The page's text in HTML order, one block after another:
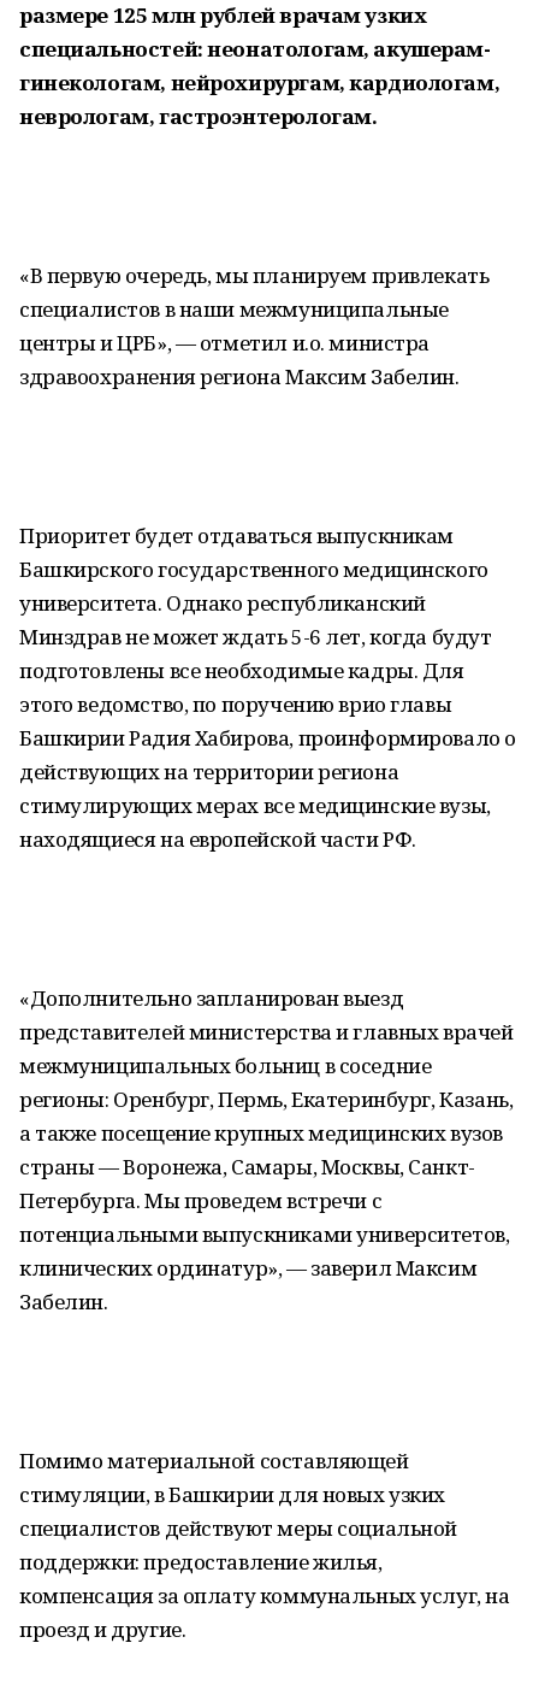
размере 125 млн рублей врачам узких
специальностей: неонатологам, акушерам-
гинекологам, нейрохирургам, кардиологам,
неврологам, гастроэнтерологам.
«В первую очередь, мы планируем привлекать
специалистов в наши межмуниципальные
центры и ЦРБ», — отметил и.о. министра
здравоохранения региона Максим Забелин.
Приоритет будет отдаваться выпускникам
Башкирского государственного медицинского
университета. Однако республиканский
Минздрав не может ждать 5-6 лет, когда будут
подготовлены все необходимые кадры. Для
этого ведомство, по поручению врио главы
Башкирии Радия Хабирова, проинформировало о
действующих на территории региона
стимулирующих мерах все медицинские вузы,
находящиеся на европейской части РФ.
«Дополнительно запланирован выезд
представителей министерства и главных врачей
межмуниципальных больниц в соседние
регионы: Оренбург, Пермь, Екатеринбург, Казань,
а также посещение крупных медицинских вузов
страны — Воронежа, Самары, Москвы, Санкт-
Петербурга. Мы проведем встречи с
потенциальными выпускниками университетов,
клинических ординатур», — заверил Максим
Забелин.
Помимо материальной составляющей
стимуляции, в Башкирии для новых узких
специалистов действуют меры социальной
поддержки: предоставление жилья,
компенсация за оплату коммунальных услуг, на
проезд и другие.